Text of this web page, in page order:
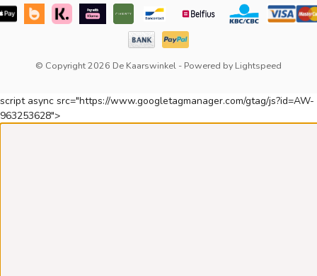
© Copyright 2026 De Kaarswinkel - Powered by Lightspeed
script async src="https://www.googletagmanager.com/gtag/js?id=AW-
963253628">